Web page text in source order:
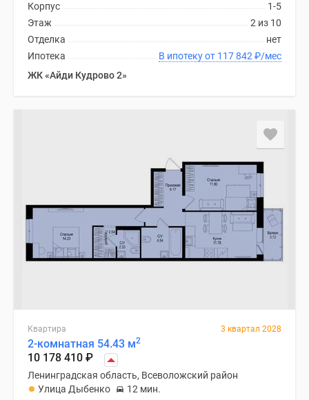
1-5
Корпус
2 из 10
Этаж
нет
Отделка
В ипотеку от 117 842 ₽/мес
Ипотека
ЖК «Айди Кудрово 2»
Квартира 3 квартал 2028
2-комнатная 54.43 м2
10 178 410 ₽
Ленинградская область, Всеволожский район
Улица Дыбенко
12 мин.